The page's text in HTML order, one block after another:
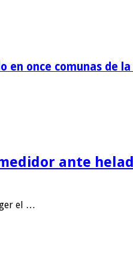
once comunas de la
ante
el …